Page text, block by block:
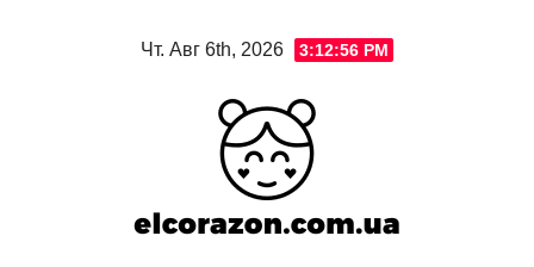
Чт. Авг 6th, 2026 3:12:57 PM